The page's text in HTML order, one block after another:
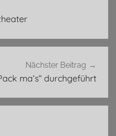
Nächster Beitrag
ma‘s“ durchgeführt